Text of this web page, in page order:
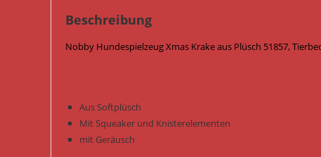
Beschreibung
Nobby Hundespielzeug Xmas Krake aus Plüsch 51857,
Aus Softplüsch
Mit Squeaker und Knisterelementen
mit Geräusch